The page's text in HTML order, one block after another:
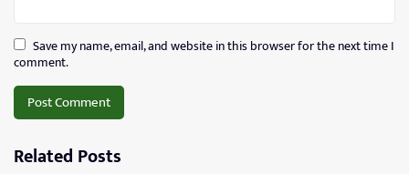
Save my name, email, and website in this browser for the next time I
comment.
Related Posts